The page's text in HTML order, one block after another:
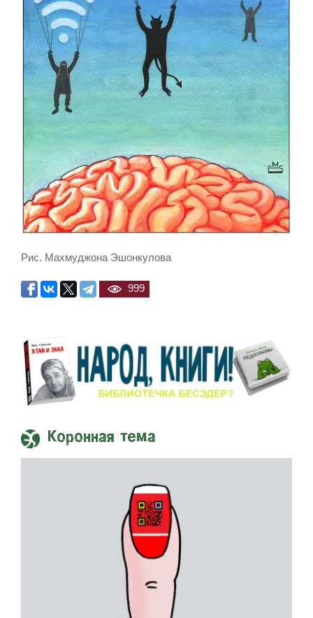
Рис. Махмуджона Эшонкулова
999
Коронная тема